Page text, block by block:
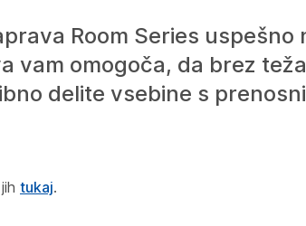
Room Series uspešno
vam omogoča, da brez
delite vsebine s
tukaj.